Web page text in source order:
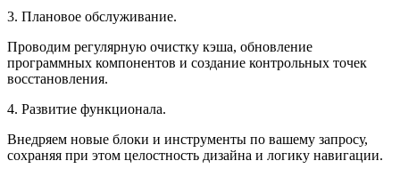
3. Плановое обслуживание.
Проводим регулярную очистку кэша, обновление
программных компонентов и создание контрольных точек
восстановления.
4. Развитие функционала.
Внедряем новые блоки и инструменты по вашему запросу,
сохраняя при этом целостность дизайна и логику навигации.